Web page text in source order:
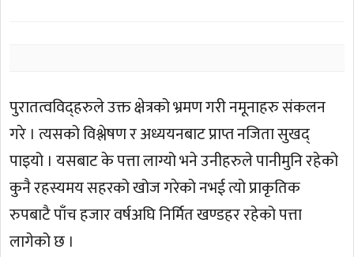
पुरातत्वविद्हरुले उक्त क्षेत्रको भ्रमण गरी नमूनाहरु संकलन
गरे । त्यसको विश्लेषण र अध्ययनबाट प्राप्त नजिता सुखद्
पाइयो । यसबाट के पत्ता लाग्यो भने उनीहरुले पानीमुनि रहेको
कुनै रहस्यमय सहरको खोज गरेको नभई त्यो प्राकृतिक
रुपबाटै पाँच हजार वर्षअघि निर्मित खण्डहर रहेको पत्ता
लागेको छ ।